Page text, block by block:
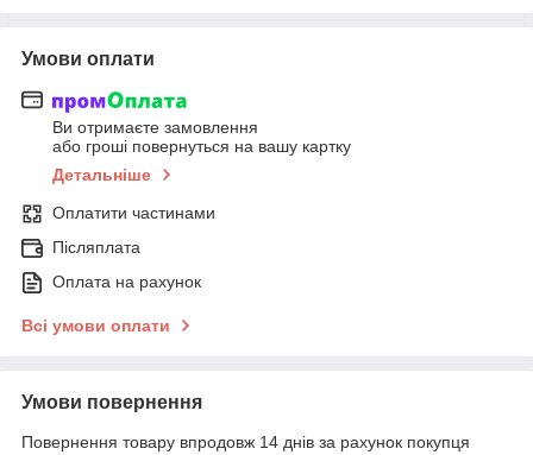
Умови оплати
Ви отримаєте замовлення
або гроші повернуться на вашу картку
Детальніше
Оплатити частинами
Післяплата
Оплата на рахунок
Всі умови оплати
Умови повернення
Повернення товару впродовж 14 днів за рахунок покупця